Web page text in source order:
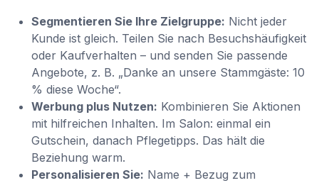
Segmentieren Sie Ihre Zielgruppe: Nicht jeder
Kunde ist gleich. Teilen Sie nach Besuchshäufigkeit
oder Kaufverhalten – und senden Sie passende
Angebote, z. B. „Danke an unsere Stammgäste: 10
% diese Woche“.
Werbung plus Nutzen: Kombinieren Sie Aktionen
mit hilfreichen Inhalten. Im Salon: einmal ein
Gutschein, danach Pflegetipps. Das hält die
Beziehung warm.
Personalisieren Sie: Name + Bezug zum